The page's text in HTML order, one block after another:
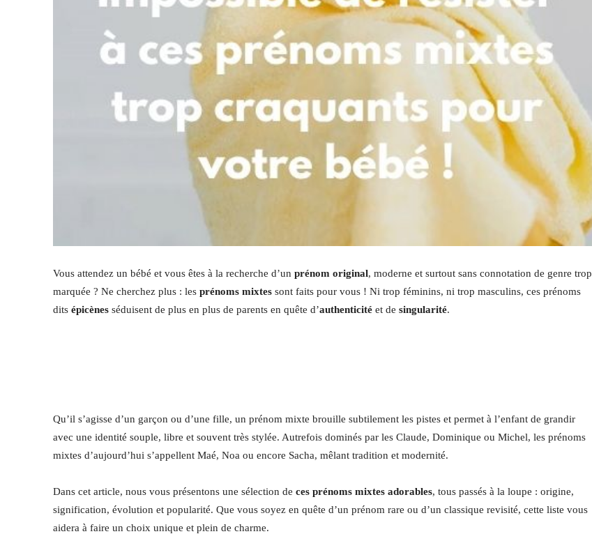
Vous attendez un bébé et vous êtes à la recherche d’un prénom original, moderne et surtout sans connotation de genre trop
marquée ? Ne cherchez plus : les prénoms mixtes sont faits pour vous ! Ni trop féminins, ni trop masculins, ces prénoms
dits épicènes séduisent de plus en plus de parents en quête d’authenticité et de singularité.
Qu’il s’agisse d’un garçon ou d’une fille, un prénom mixte brouille subtilement les pistes et permet à l’enfant de grandir
avec une identité souple, libre et souvent très stylée. Autrefois dominés par les Claude, Dominique ou Michel, les prénoms
mixtes d’aujourd’hui s’appellent Maé, Noa ou encore Sacha, mêlant tradition et modernité.
Dans cet article, nous vous présentons une sélection de ces prénoms mixtes adorables, tous passés à la loupe : origine,
signification, évolution et popularité. Que vous soyez en quête d’un prénom rare ou d’un classique revisité, cette liste vous
aidera à faire un choix unique et plein de charme.